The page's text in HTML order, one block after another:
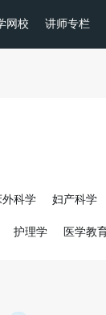
网校 讲师专栏
外科学 妇产科学
护理学 医学教